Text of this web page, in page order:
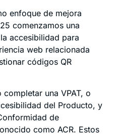
enfoque de mejora
comenzamos una
accesibilidad para
web relacionada
códigos QR
una VPAT, o
del Producto, y
de
como ACR. Estos